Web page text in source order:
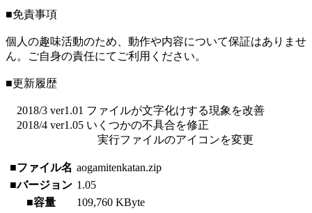
■免責事項
個人の趣味活動のため、動作や内容について保証はありませ
ん。ご自身の責任にてご利用ください。
■更新履歴
2018/3 ver1.01 ファイルが文字化けする現象を改善
2018/4 ver1.05 いくつかの不具合を修正
実行ファイルのアイコンを変更
■ファイル名 aogamitenkatan.zip
■バージョン 1.05
■容量
109,760 KByte